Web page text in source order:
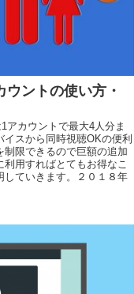
ントの使い方・
アカウントで最大4人分ま
スから同時視聴OKの便利
限できるので巨額の追加
用すればとてもお得なこ
していきます。２０１８年